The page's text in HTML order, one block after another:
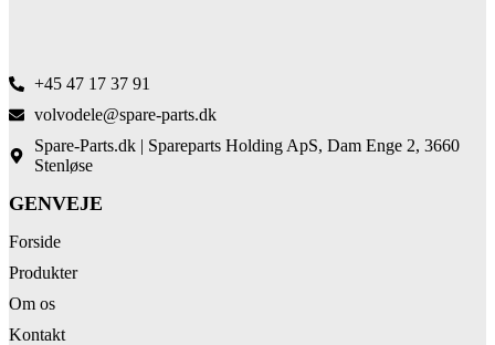
+45 47 17 37 91
volvodele@spare-parts.dk
Spare-Parts.dk | Spareparts Holding ApS, Dam Enge 2, 3660
Stenløse
GENVEJE
Forside
Produkter
Om os
Kontakt